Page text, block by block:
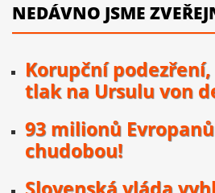
NEDÁVNO JSME
Korupční
tlak na Ursulu von
93 milionů
chudobou!